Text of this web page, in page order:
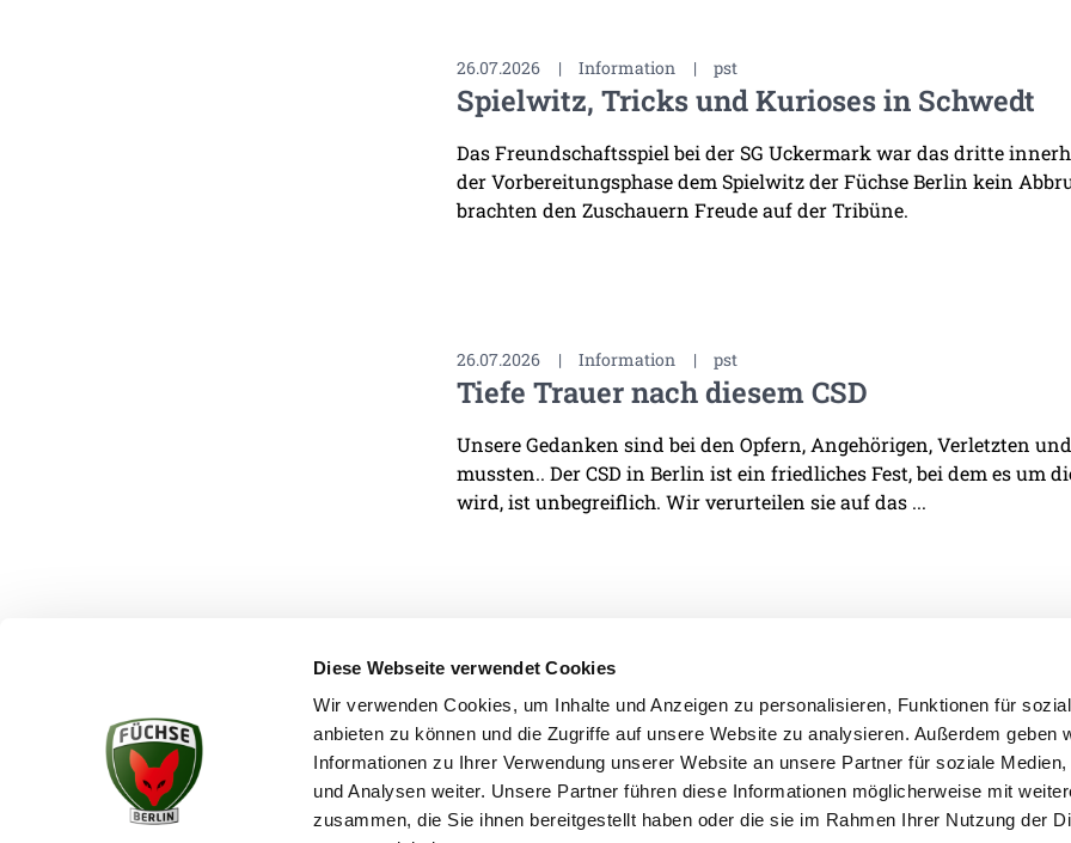
Diese Webseite verwendet Cookies
Wir verwenden Cookies, um Inhalte und Anzeigen zu personalisieren, Funktionen für
anbieten zu können und die Zugriffe auf unsere Website zu analysieren. Außerdem geben
Informationen zu Ihrer Verwendung unserer Website an unsere Partner für soziale Medien,
und Analysen weiter. Unsere Partner führen diese Informationen möglicherweise mit
zusammen, die Sie ihnen bereitgestellt haben oder die sie im Rahmen Ihrer Nutzung der
26.07.2026 | Information | pst
Spielwitz, Tricks und Kurioses in Schwedt
Das Freundschaftsspiel bei der SG Uckermark war das dritte
der Vorbereitungsphase dem Spielwitz der Füchse Berlin kein
brachten den Zuschauern Freude auf der Tribüne.
26.07.2026 | Information | pst
Tiefe Trauer nach diesem CSD
Unsere Gedanken sind bei den Opfern, Angehörigen, Verletzten
mussten.. Der CSD in Berlin ist ein friedliches Fest, bei dem es um
wird, ist unbegreiflich. Wir verurteilen sie auf das ...
KONTAKT IMPRESSUM